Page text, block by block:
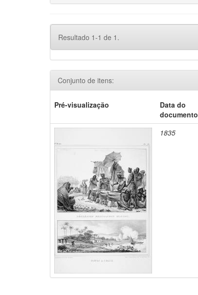
Resultado 1-1 de 1.
Conjunto de itens:
Pré-visualização
Data do
documento
1835